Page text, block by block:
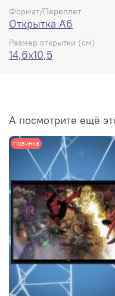
Формат/Переплет
Открытка А6
Размер открытки (см)
14,6x10,5
А посмотрите ещё
Новинка